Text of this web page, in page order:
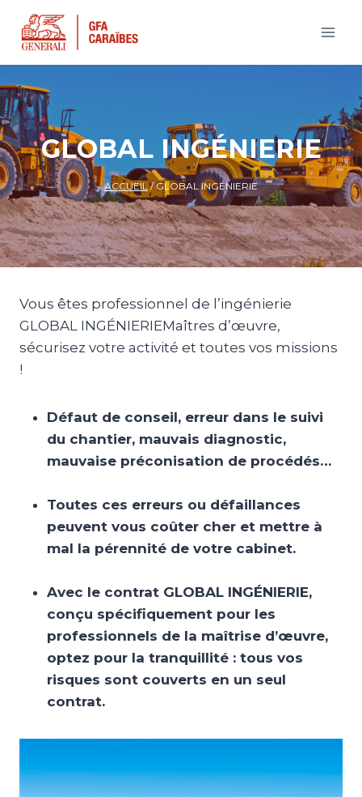
contenu
GLOBAL INGÉNIERIE
ACCUEIL / GLOBAL INGÉNIERIE
Vous êtes professionnel de l’ingénierie
GLOBAL INGÉNIERIEMaîtres d’œuvre,
sécurisez votre activité et toutes vos missions
!
Défaut de conseil, erreur dans le suivi
du chantier, mauvais diagnostic,
mauvaise préconisation de procédés…
Toutes ces erreurs ou défaillances
peuvent vous coûter cher et mettre à
mal la pérennité de votre cabinet.
Avec le contrat GLOBAL INGÉNIERIE,
conçu spécifiquement pour les
professionnels de la maîtrise d’œuvre,
optez pour la tranquillité : tous vos
risques sont couverts en un seul
contrat.